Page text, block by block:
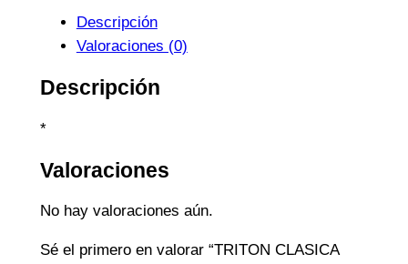
Descripción
Valoraciones (0)
Descripción
*
Valoraciones
No hay valoraciones aún.
Sé el primero en valorar “TRITON CLASICA